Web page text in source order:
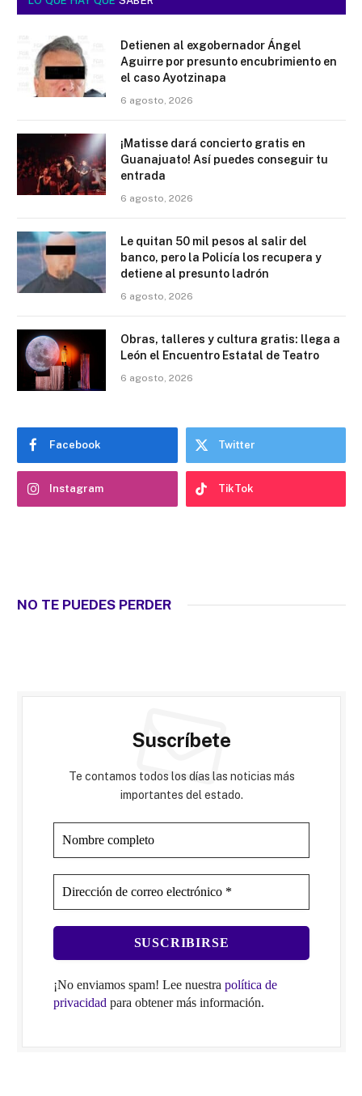
Detienen al exgobernador Ángel
Aguirre por presunto encubrimiento en
el caso Ayotzinapa
6 agosto, 2026
¡Matisse dará concierto gratis en
Guanajuato! Así puedes conseguir tu
entrada
6 agosto, 2026
Le quitan 50 mil pesos al salir del
banco, pero la Policía los recupera y
detiene al presunto ladrón
6 agosto, 2026
Obras, talleres y cultura gratis: llega a
León el Encuentro Estatal de Teatro
6 agosto, 2026
Facebook Twitter
Instagram TikTok
NO TE PUEDES PERDER
Suscríbete
Te contamos todos los días las noticias más
importantes del estado.
¡No enviamos spam! Lee nuestra política de
privacidad para obtener más información.